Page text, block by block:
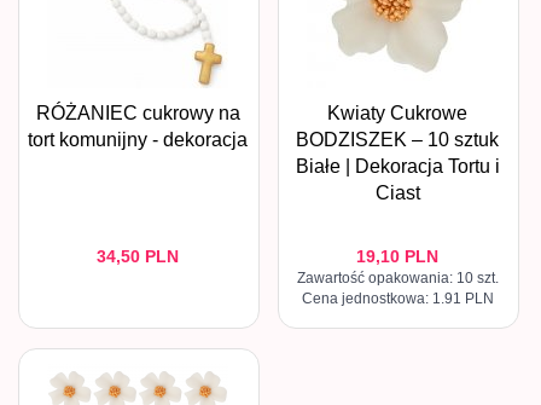
RÓŻANIEC cukrowy na
tort komunijny - dekoracja
34,50 PLN
Kwiaty Cukrowe
BODZISZEK – 10 sztuk
Białe | Dekoracja Tortu i
Ciast
19,10 PLN
Zawartość opakowania: 10 szt.
Cena jednostkowa: 1.91 PLN